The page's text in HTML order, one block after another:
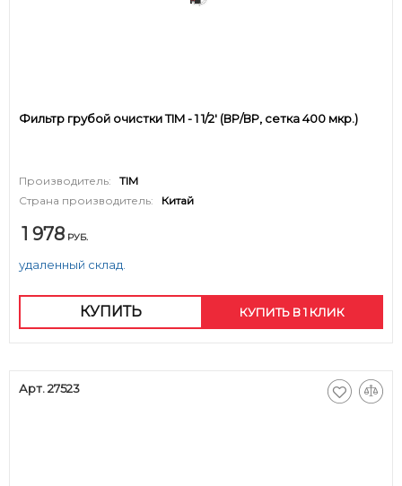
Фильтр грубой очистки TIM - 1 1/2' (ВР/ВР, сетка 400 мкр.)
Производитель:
TIM
Страна производитель:
Китай
1 978 РУБ.
удаленный склад.
КУПИТЬ КУПИТЬ В 1 КЛИК
Арт. 27523